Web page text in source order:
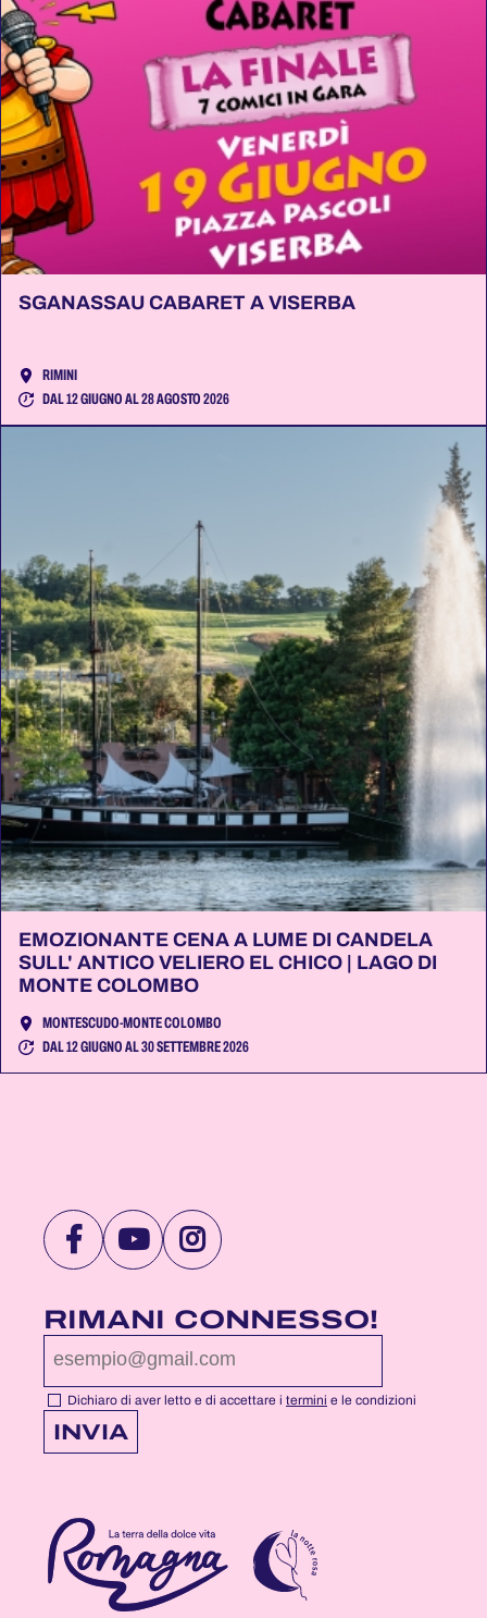
SGANASSAU CABARET A VISERBA
RIMINI
DAL 12 GIUGNO AL 28 AGOSTO 2026
EMOZIONANTE CENA A LUME DI CANDELA
SULL' ANTICO VELIERO EL CHICO | LAGO DI
MONTE COLOMBO
MONTESCUDO-MONTE COLOMBO
DAL 12 GIUGNO AL 30 SETTEMBRE 2026
VISITA
PAGINA
FACEBOOK
DI
NOTTEROSA
VISITA
PAGINA
YOUTUBE
DI
NOTTEROSA
VISITA
PAGINA
INSTAGRAM
DI
NOTTEROSA
RIMANI CONNESSO!
Dichiaro di aver letto e di accettare i termini e le condizioni
INVIA